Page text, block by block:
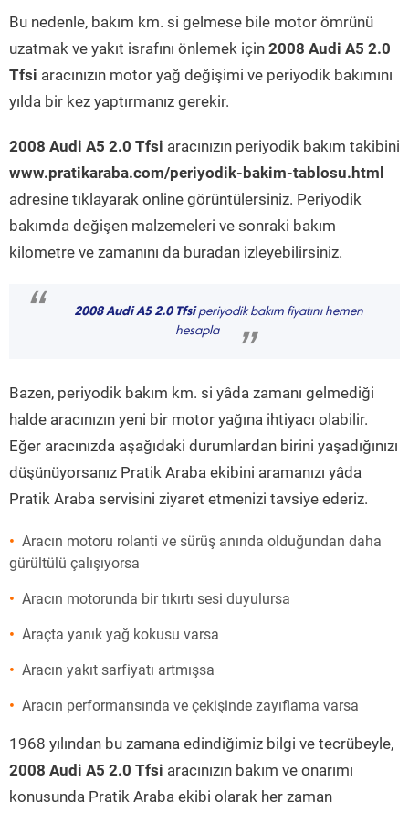
Bu nedenle, bakım km. si gelmese bile motor ömrünü
uzatmak ve yakıt israfını önlemek için 2008 Audi A5 2.0
Tfsi aracınızın motor yağ değişimi ve periyodik bakımını
yılda bir kez yaptırmanız gerekir.
2008 Audi A5 2.0 Tfsi aracınızın periyodik bakım takibini
www.pratikaraba.com/periyodik-bakim-tablosu.html
adresine tıklayarak online görüntülersiniz. Periyodik
bakımda değişen malzemeleri ve sonraki bakım
kilometre ve zamanını da buradan izleyebilirsiniz.
“ 2008 Audi A5 2.0 Tfsiperiyodik bakım fiyatını hemen
hesapla
”
Bazen, periyodik bakım km. si yâda zamanı gelmediği
halde aracınızın yeni bir motor yağına ihtiyacı olabilir.
Eğer aracınızda aşağıdaki durumlardan birini yaşadığınızı
düşünüyorsanız Pratik Araba ekibini aramanızı yâda
Pratik Araba servisini ziyaret etmenizi tavsiye ederiz.
Aracın motoru rolanti ve sürüş anında olduğundan daha
gürültülü çalışıyorsa
Aracın motorunda bir tıkırtı sesi duyulursa
Araçta yanık yağ kokusu varsa
Aracın yakıt sarfiyatı artmışsa
Aracın performansında ve çekişinde zayıflama varsa
1968 yılından bu zamana edindiğimiz bilgi ve tecrübeyle,
2008 Audi A5 2.0 Tfsi aracınızın bakım ve onarımı
konusunda Pratik Araba ekibi olarak her zaman